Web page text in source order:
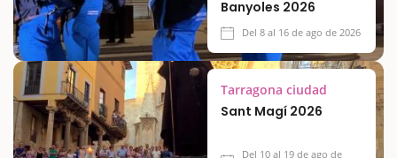
Banyoles 2026
Del 8 al 16 de ago de 2026
Tarragona ciudad
Sant Magí 2026
Del 10 al 19 de ago de